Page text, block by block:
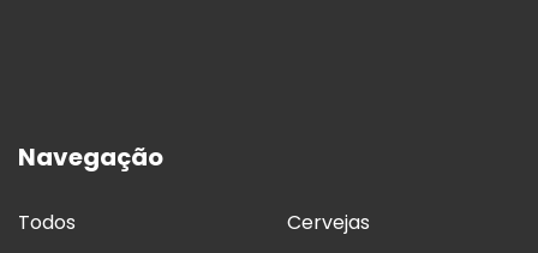
Navegação
Todos
Cervejas